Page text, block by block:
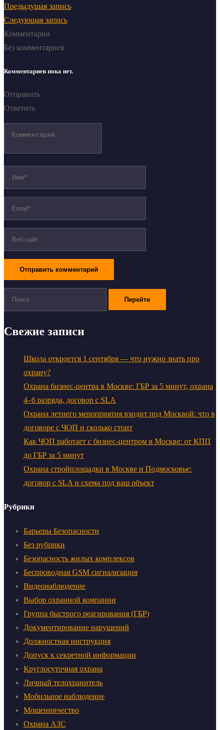
Предыдущая запись
Следующая запись
Комментарии
Без комментариев
Комментариев пока нет.
Отправить
Ответить
Свежие записи
Школа откроется 1 сентября — что нужно знать про
охрану?
Охрана бизнес-центра в Москве: ГБР за 5 минут, охрана
4–6 разряда, договор с SLA
Охрана летнего мероприятия входит под Москвой: что в
договоре с ЧОП и сколько стоит
Как ЧОП работает с бизнес-центром в Москве: от КПП
до ГБР за 5 минут
Охрана стройплощадки в Москве и Подмосковье:
договор с SLA и схема под ваш объект
Рубрики
Барьеры Безопасности
Без рубрики
Безопасность жилых комплексов
Беспроводная GSM сигнализация
Видеонаблюдение
Выбор охранной компании
Группа быстрого реагирования (ГБР)
Документирование нарушений
Должностная инструкция
Допуск к секретной информации
Круглосуточная охрана
Личный телохранитель
Мобильное наблюдение
Мошенничество
Охрана АЗС